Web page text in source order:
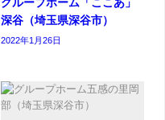
グループホーム「ここあ」
深谷（埼玉県深谷市）
2022年1月26日